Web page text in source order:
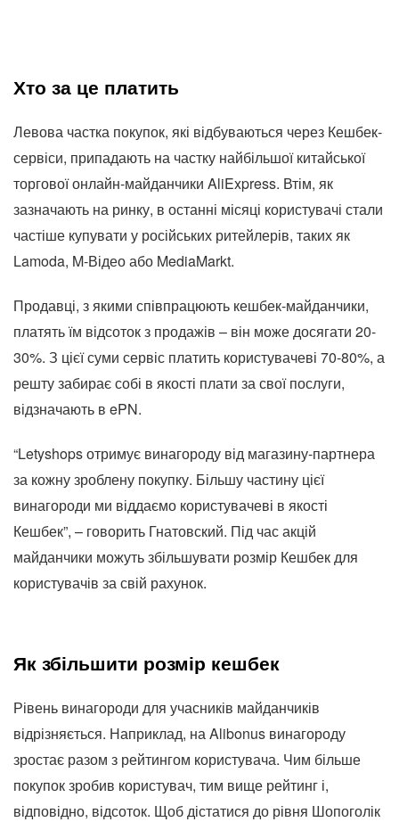
Хто за це платить
Левова частка покупок, які відбуваються через Кешбек-
сервіси, припадають на частку найбільшої китайської
торгової онлайн-майданчики AliExpress. Втім, як
зазначають на ринку, в останні місяці користувачі стали
частіше купувати у російських ритейлерів, таких як
Lamoda, M-Відео або MediaMarkt.
Продавці, з якими співпрацюють кешбек-майданчики,
платять їм відсоток з продажів – він може досягати 20-
30%. З цієї суми сервіс платить користувачеві 70-80%, а
решту забирає собі в якості плати за свої послуги,
відзначають в ePN.
“Letyshops отримує винагороду від магазину-партнера
за кожну зроблену покупку. Більшу частину цієї
винагороди ми віддаємо користувачеві в якості
Кешбек”, – говорить Гнатовский. Під час акцій
майданчики можуть збільшувати розмір Кешбек для
користувачів за свій рахунок.
Як збільшити розмір кешбек
Рівень винагороди для учасників майданчиків
відрізняється. Наприклад, на Alibonus винагороду
зростає разом з рейтингом користувача. Чим більше
покупок зробив користувач, тим вище рейтинг і,
відповідно, відсоток. Щоб дістатися до рівня Шопоголік